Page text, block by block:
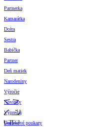
Partnerka
Kamarátka
Dcéra
Sestra
Babička
Partner
Deň matiek
Narodeniny
Výročie
Novinky
Výpredaj
Darčekové poukazy